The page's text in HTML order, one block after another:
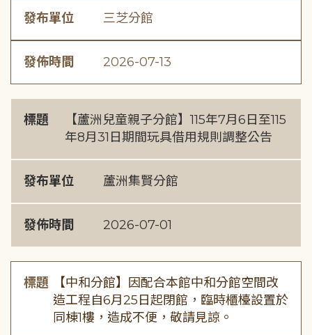
發布單位 三芝分館
發佈時間 2026-07-13
標題
【蘆洲兒童親子分館】115年7月6日至115
年8月31日期間玩具借用規則調整公告
發布單位 蘆洲集賢分館
發佈時間 2026-07-01
標題
【中和分館】因配合本館中和分館空間改
造工程自6月25日起閉館，臨時櫃檯設置於
同棟1樓，造成不便，敬請見諒。